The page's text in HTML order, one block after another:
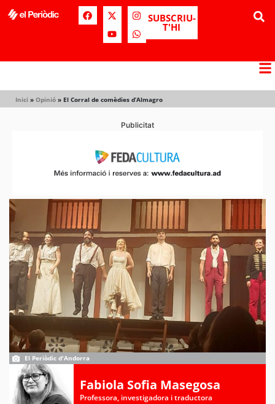
SUBSCRIU-
T'HI
Inici » Opinió » El Corral de comèdies d’Almagro
Publicitat
El Periòdic d'Andorra
Fabiola Sofia Masegosa
Professora, investigadora i traductora